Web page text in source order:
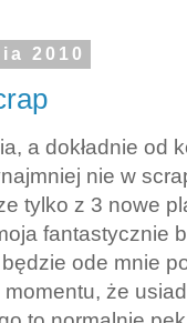
2010
a dokładnie od
nie w
tylko z 3 nowe
fantastycznie
będzie ode mnie
że